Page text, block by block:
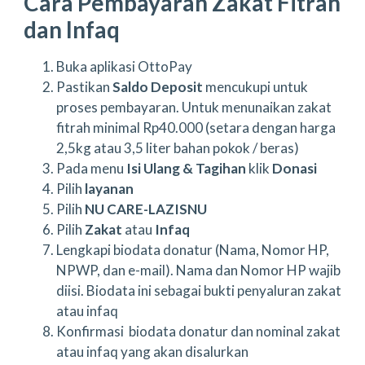
dan Infaq
Buka aplikasi OttoPay
PastikanSaldo Deposit mencukupi untuk
proses pembayaran. Untuk menunaikan zakat
fitrah minimal Rp40.000 (setara dengan harga
2,5kg atau 3,5 liter bahan pokok / beras)
Pada menu Isi Ulang & Tagihan klik Donasi
Pilih layanan
Pilih NU CARE-LAZISNU
Pilih Zakat atau Infaq
Lengkapi biodata donatur (Nama, Nomor HP,
NPWP, dan e-mail). Nama dan Nomor HP wajib
diisi. Biodata ini sebagai bukti penyaluran zakat
atau infaq
Konfirmasi biodata donatur dan nominal zakat
atau infaq yang akan disalurkan